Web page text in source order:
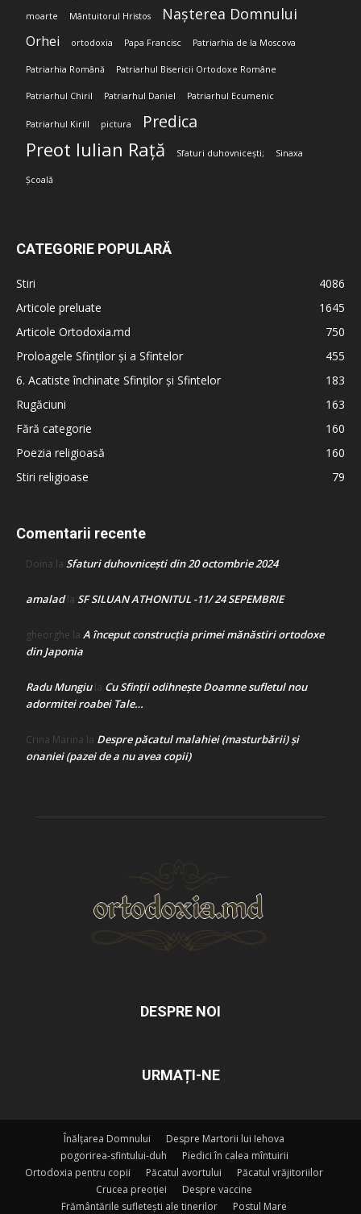
moarte Mântuitorul Hristos Nașterea Domnului
Orhei ortodoxia Papa Francisc Patriarhia de la Moscova
Patriarhia Română Patriarhul Bisericii Ortodoxe Române
Patriarhul Chiril Patriarhul Daniel Patriarhul Ecumenic
Patriarhul Kirill pictura Predica
Preot Iulian Rață Sfaturi duhovnicești; Sinaxa
Școală
CATEGORIE POPULARĂ
Stiri
4086
Articole preluate
1645
Articole Ortodoxia.md
750
Proloagele Sfinților și a Sfintelor
455
6. Acatiste închinate Sfinților și Sfintelor
183
Rugăciuni
163
Fără categorie
160
Poezia religioasă
160
Stiri religioase
79
Comentarii recente
Doina la Sfaturi duhovnicești din 20 octombrie 2024
amaladla SF SILUAN ATHONITUL -11/ 24 SEPEMBRIE
gheorghe la A început construcţia primei mănăstiri ortodoxe
din Japonia
Radu Mungiula Cu Sfinții odihnește Doamne sufletul nou
adormitei roabei Tale…
Crina Marina la Despre păcatul malahiei (masturbării) şi
onaniei (pazei de a nu avea copii)
DESPRE NOI
URMAȚI-NE
Înălțarea Domnului
Despre Martorii lui Iehova
pogorirea-sfintului-duh
Piedici în calea mîntuirii
Ortodoxia pentru copii
Păcatul avortului
Păcatul vrăjitoriilor
Crucea preoției
Despre vaccine
Frământările sufletești ale tinerilor
Postul Mare